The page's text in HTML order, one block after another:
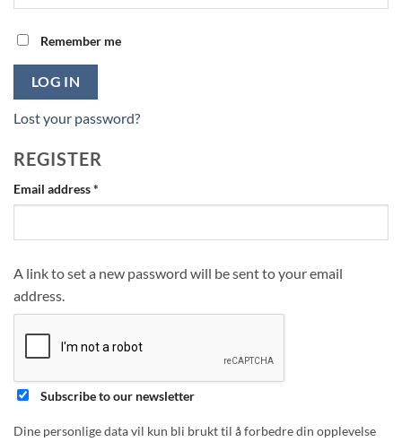
Remember me
LOG IN
Lost your password?
REGISTER
Email address*
A link to set a new password will be sent to your email
address.
Subscribe to our newsletter
Dine personlige data vil kun bli brukt til å forbedre din opplevelse